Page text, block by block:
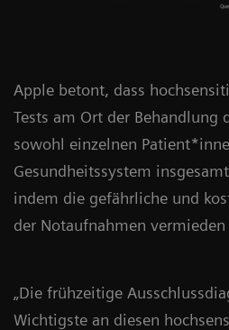
Apple betont, dass
Tests am Ort der Behandlung
sowohl einzelnen
Gesundheitssystem
indem die gefährliche und
der Notaufnahmen
„Die frühzeitige
Wichtigste an diesen